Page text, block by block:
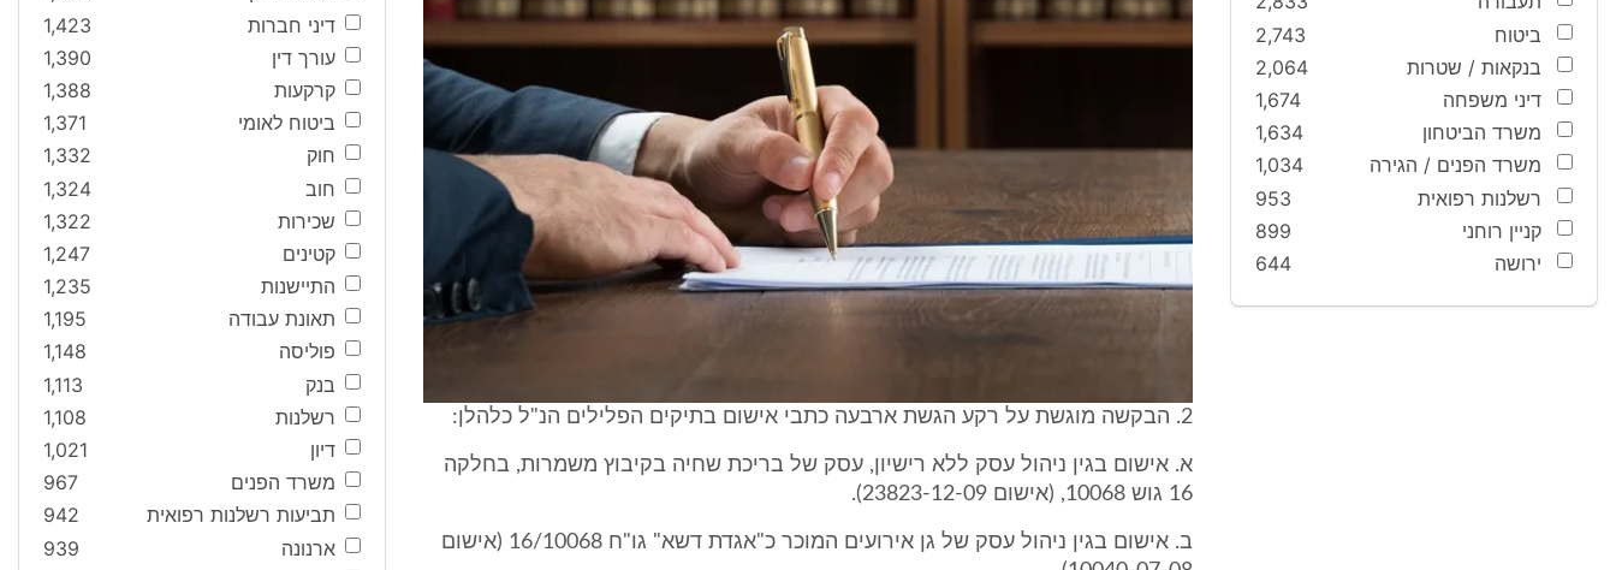
ביטוח
2,743
בנקאות / שטרות
2,064
דיני משפחה
1,674
משרד הביטחון
1,634
משרד הפנים / הגירה
1,034
רשלנות רפואית
953
קניין רוחני
899
ירושה
644
2. הבקשה מוגשת על רקע הגשת ארבעה כתבי אישום בתיקים הפלילים הנ"ל כלהלן:
א. אישום בגין ניהול עסק ללא רישיון, עסק של בריכת שחיה בקיבוץ משמרות, בחלקה
16 גוש 10068, (אישום 23823-12-09).
ב. אישום בגין ניהול עסק של גן אירועים המוכר כ"אגדת דשא" גו"ח 16/10068 (אישום
דיני חברות
1,423
עורך דין
1,390
קרקעות
1,388
ביטוח לאומי
1,371
חוק
1,332
חוב
1,324
שכירות
1,322
קטינים
1,247
התיישנות
1,235
תאונת עבודה
1,195
פוליסה
1,148
בנק
1,113
רשלנות
1,108
דיון
1,021
משרד הפנים
967
תביעות רשלנות רפואית
942
ארנונה
939